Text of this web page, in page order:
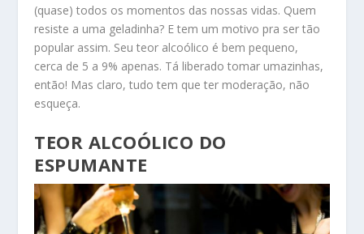
(quase) todos os momentos das nossas vidas. Quem
resiste a uma geladinha? E tem um motivo pra ser tão
popular assim. Seu teor alcoólico é bem pequeno,
cerca de 5 a 9% apenas. Tá liberado tomar umazinhas,
então! Mas claro, tudo tem que ter moderação, não
esqueça.
TEOR ALCOÓLICO DO
ESPUMANTE